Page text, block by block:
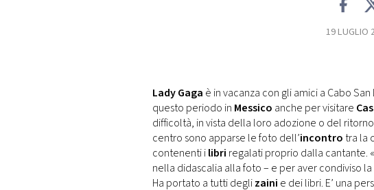
19 LUGLIO
Lady Gaga è in vacanza con gli amici a Cabo
questo periodo in Messico anche per visitare
difficoltà, in vista della loro adozione o del
centro sono apparse le foto dell’incontro tra la
contenenti ilibri regalati proprio dalla cantante.
nella didascalia alla foto – e per aver condiviso la
Ha portato a tutti deglizaini e dei libri. E’ una